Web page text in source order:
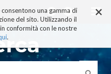
×
una gamma di
del sito. Utilizzando il
conformità con le nostre
.